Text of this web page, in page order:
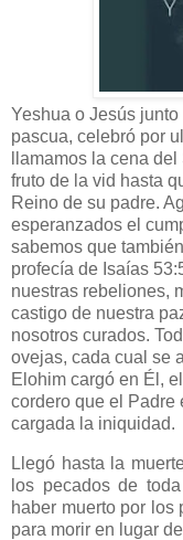
Yeshua o Jesús
pascua, celebró por
llamamos la cena
fruto de la vid hasta
Reino de su padre.
esperanzados el
sabemos que
profecía de Isaías
nuestras rebeliones,
castigo de nuestra
nosotros curados.
ovejas, cada cual se
Elohim cargó en Él,
cordero que el Padre
cargada la iniquidad.
Llegó hasta la
los pecados de
haber muerto por
para morir en lugar